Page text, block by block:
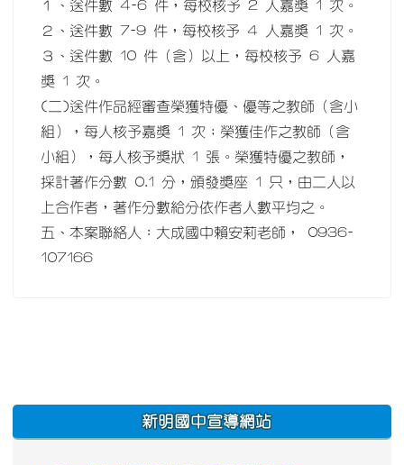
１、送件數 4-6 件，每校核予 2 人嘉獎 1 次。
２、送件數 7-9 件，每校核予 4 人嘉獎 1 次。
３、送件數 10 件（含）以上，每校核予 6 人嘉
獎 1 次。
(二)送件作品經審查榮獲特優、優等之教師（含小
組），每人核予嘉獎 1 次；榮獲佳作之教師（含
小組），每人核予獎狀 1 張。榮獲特優之教師，
採計著作分數 0.1 分，頒發獎座 1 只，由二人以
上合作者，著作分數給分依作者人數平均之。
五、本案聯絡人：大成國中賴安莉老師， 0936-
107166
:::
新明國中宣導網站